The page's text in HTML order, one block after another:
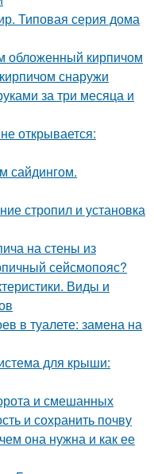
Типовая серия дома
обложенный кирпичом
снаружи
за три месяца и
открывается:
сайдингом.
стропил и установка
на стены из
сейсмопояс?
Виды и
в туалете: замена на
для крыши:
и смешанных
и сохранить почву
она нужна и как ее